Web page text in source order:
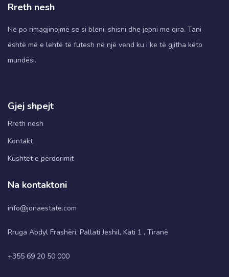
Rreth nesh
Ne po rimagjinojmë se si bleni, shisni dhe jepni me qira. Tani
është më e lehtë të futesh në një vend ku i ke të gjitha këto
mundësi.
Gjej shpejt
Rreth nesh
Kontakt
Kushtet e përdorimit
Na kontaktoni
info@jonaestate.com
Rruga Abdyl Frashëri, Pallati Jeshil, Kati 1 , Tiranë
+355 69 20 50 000